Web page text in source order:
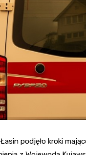
podjęło kroki